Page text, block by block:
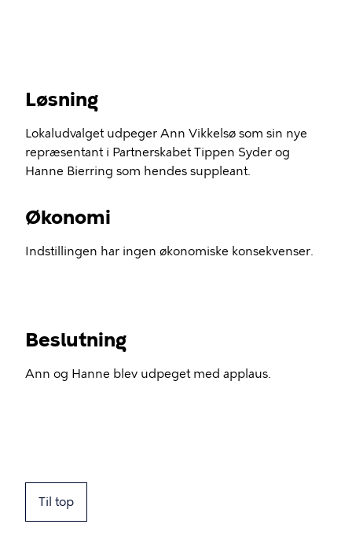
Løsning
Lokaludvalget udpeger Ann Vikkelsø som sin nye
repræsentant i Partnerskabet Tippen Syder og
Hanne Bierring som hendes suppleant.
Økonomi
Indstillingen har ingen økonomiske konsekvenser.
Beslutning
Ann og Hanne blev udpeget med applaus.
Til top